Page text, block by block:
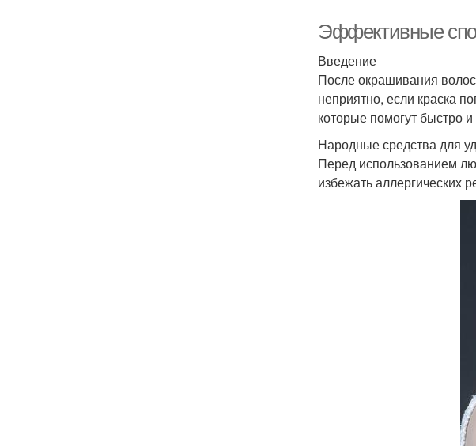
Эффективные
Введение
После окрашивания
неприятно, если краска
которые помогут быстро
Народные средства для
Перед использованием
избежать аллергических